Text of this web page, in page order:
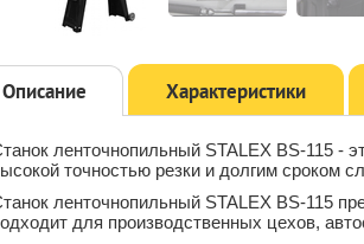
Описание Характеристики
ленточнопильный STALEX BS-115 -
точностью резки и долгим сроком
ленточнопильный STALEX BS-115
для производственных цехов,